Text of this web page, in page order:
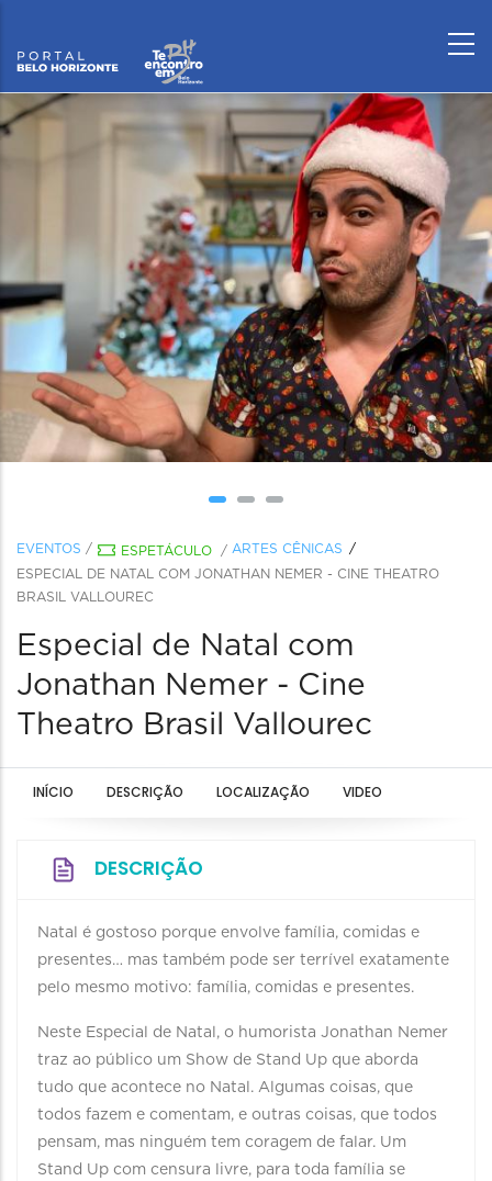
EVENTOS / ESPETÁCULO / ARTES CÊNICAS
ESPECIAL DE NATAL COM JONATHAN NEMER - CINE THEATRO
BRASIL VALLOUREC
Especial de Natal com
Jonathan Nemer - Cine
Theatro Brasil Vallourec
INÍCIO DESCRIÇÃO LOCALIZAÇÃO VIDEO
DESCRIÇÃO
Natal é gostoso porque envolve família, comidas e
presentes… mas também pode ser terrível exatamente
pelo mesmo motivo: família, comidas e presentes.
Neste Especial de Natal, o humorista Jonathan Nemer
traz ao público um Show de Stand Up que aborda
tudo que acontece no Natal. Algumas coisas, que
todos fazem e comentam, e outras coisas, que todos
pensam, mas ninguém tem coragem de falar. Um
Stand Up com censura livre, para toda família se